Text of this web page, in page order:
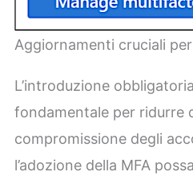
Aggiornamenti cruciali
L’introduzione
fondamentale per ridurre
compromissione degli
l’adozione della MFA